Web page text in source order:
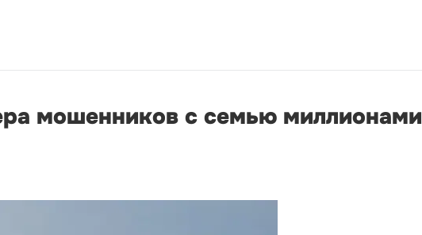
мошенников с семью миллионами